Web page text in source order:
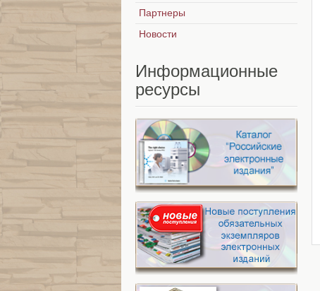
Партнеры
Новости
Информационные
ресурсы